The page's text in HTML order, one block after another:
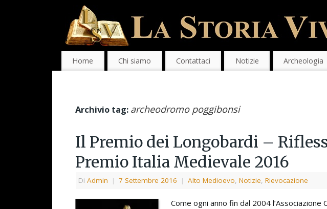
Home Chi siamo Contattaci Notizie Archeologia
Archivio tag: archeodromo poggibonsi
Il Premio dei Longobardi –
Premio Italia Medievale 2016
Di Admin | 7 Settembre 2016 | Alto Medioevo, Notizie, Rievocazione
Come ogni anno fin dal 2004